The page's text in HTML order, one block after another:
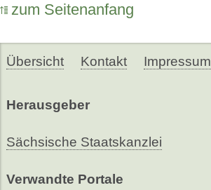
zum Seitenanfang
Übersicht Kontakt Impressum
Herausgeber
Sächsische Staatskanzlei
Verwandte Portale